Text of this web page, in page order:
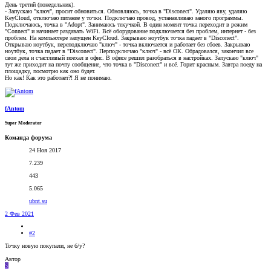
День третий (понедельник).
- Запускаю "ключ", просит обновиться. Обновляюсь, точка в "Disconect". Удаляю яву, удаляю
KeyCloud, отключаю питание у точки. Подключаю провод, устанавливаю заного программы.
Подключаюсь, точка в "Adopt". Занимаюсь текучкой. В один момент точка переходит в режим
"Connect" и начинает раздавать WiFi. Всё оборудование подключается без проблем, интернет - без
проблем. На компьютере запущен KeyCloud. Закрываю ноутбук точка падает в "Disconect".
Открываю ноутбук, переподключаю "ключ" - точка включается и работает без сбоев. Закрываю
ноутбук, точка падает в "Disconect". Перподключаю "ключ" - всё ОК. Обрадовался, закончил все
свои дела и счастливый поехал в офис. В офисе решил разобраться в настройках. Запускаю "ключ"
тут же приходит на почту сообщение, что точка в "Disconect" и всё. Горит красным. Завтра поеду на
площадку, посмотрю как оно будет.
Но как! Как это работает?! Я не понимаю.
fAntom
Super Moderator
Команда форума
24 Ноя 2017
7.239
443
5.065
ubnt.su
2 Фев 2021
#2
Точку новую покупали, не б/у?
Автор
S